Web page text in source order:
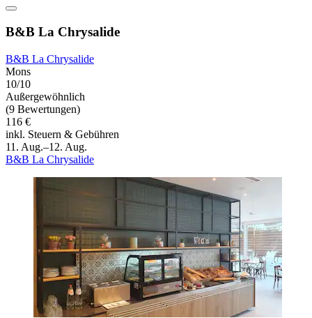
B&B La Chrysalide
B&B La Chrysalide
Mons
10/10
Außergewöhnlich
(9 Bewertungen)
116 €
inkl. Steuern & Gebühren
11. Aug.–12. Aug.
B&B La Chrysalide